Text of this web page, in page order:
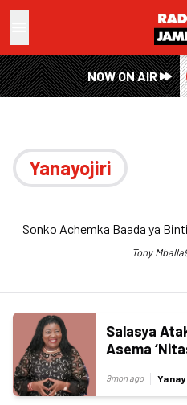
NOW ON AIR
Yanayojiri
Sonko Achemka Baada ya
Tony Mballa
Salasya
Asema
9mon ago